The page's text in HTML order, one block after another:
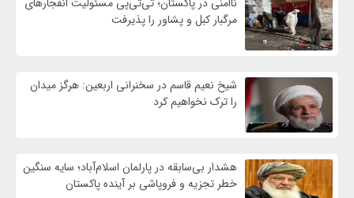
مرگبار کبل و پشاور را پذیرفت
شیخ نعیم قاسم در سخنرانی اربعین: هرگز میدان
را ترک نخواهیم کرد
هشدار بی‌سابقه در پارلمان اسلام‌آباد؛ سایه سنگین
خطر تجزیه و فروپاشی بر آینده پاکستان